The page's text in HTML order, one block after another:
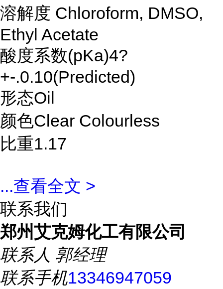
溶解度 Chloroform, DMSO,
Ethyl Acetate
酸度系数(pKa)4?
+-.0.10(Predicted)
形态Oil
颜色Clear Colourless
比重1.17
...查看全文 >
联系我们
郑州艾克姆化工有限公司
联系人 郭经理
联系手机13346947059